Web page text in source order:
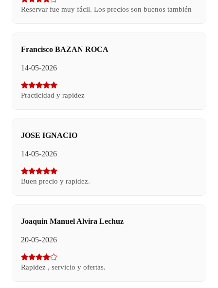
Reservar fue muy fácil. Los precios son buenos también
Francisco BAZAN ROCA
14-05-2026
Practicidad y rapidez
JOSE IGNACIO
14-05-2026
Buen precio y rapidez.
Joaquin Manuel Alvira Lechuz
20-05-2026
Rapidez , servicio y ofertas.